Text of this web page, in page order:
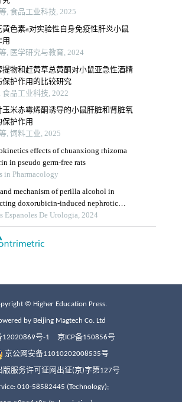
© Higher Education Press.
by Beijing Magtech Co. Ltd
12020869号-1 京ICP备150856号
京公网安备11010202008535号
版服务许可证网出证(京)字第127号
010-58582445 (Technology);